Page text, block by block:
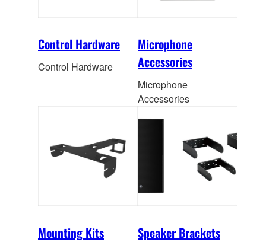
Control Hardware
Control Hardware
Microphone
Accessories
Microphone
Accessories
Mounting Kits Speaker Brackets